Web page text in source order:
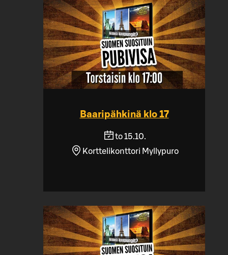
Baaripähkinä klo 17
to 15.10.
Korttelikonttori Myllypuro